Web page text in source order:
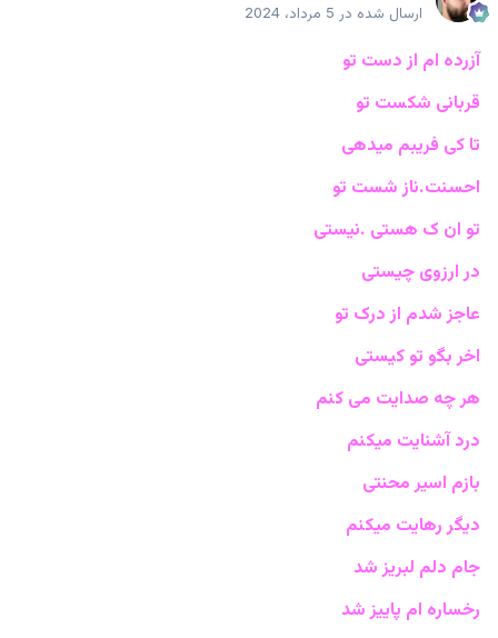
ارسال شده در 5 مرداد، 2024
آزرده ام از دست تو
قربانی شکست تو
تا کی فریبم میدهی
احسنت.ناز شست تو
تو ان ک هستی .نیستی
در ارزوی چیستی
عاجز شدم از درک تو
اخر بگو تو کیستی
هر چه صدایت می کنم
درد آشنایت میکنم
بازم اسیر محنتی
دیگر رهایت میکنم
جام دلم لبریز شد
رخساره ام پاییز شد